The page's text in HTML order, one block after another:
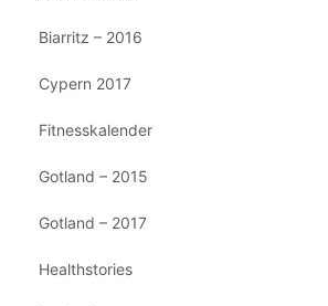
Biarritz – 2016
Cypern 2017
Fitnesskalender
Gotland – 2015
Gotland – 2017
Healthstories